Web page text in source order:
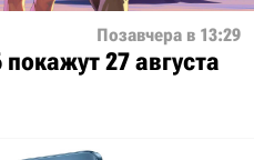
Позавчера в 13:29
27 августа